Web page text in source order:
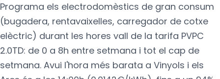
Programa els electrodomèstics de gran consum
(bugadera, rentavaixelles, carregador de cotxe
elèctric) durant les hores vall de la tarifa PVPC
2.0TD: de 0 a 8h entre setmana i tot el cap de
setmana. Avui l'hora més barata a Vinyols i els